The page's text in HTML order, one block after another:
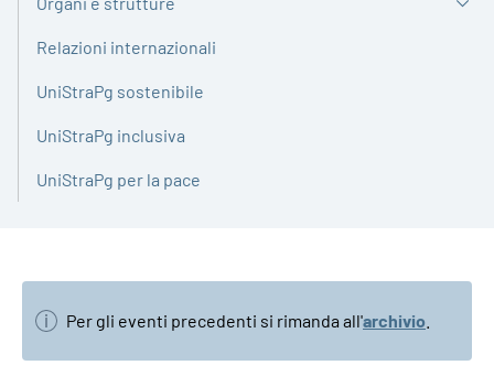
Relazioni internazionali
UniStraPg sostenibile
UniStraPg inclusiva
UniStraPg per la pace
Per gli eventi precedenti si rimanda all'archivio